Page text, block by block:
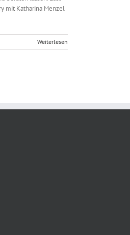
mit Katharina Menzel
Weiterlesen